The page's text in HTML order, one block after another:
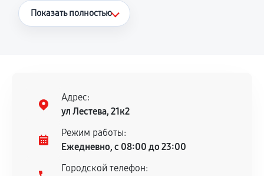
Что считается гарантийным случаем
нормальной эксплуатации в течение
гарантийного срока.
Несоответствие комплектующей заявленным
техническим характеристикам.
Показать полностью
Адрес:
ул Лестева, 21к2
Режим работы:
Ежедневно, с 08:00 до 23:00
Городской телефон: